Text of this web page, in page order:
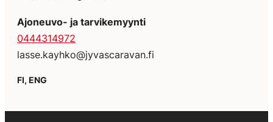
Ajoneuvo- ja tarvikemyynti
0444314972
lasse.kayhko@jyvascaravan.fi
FI, ENG